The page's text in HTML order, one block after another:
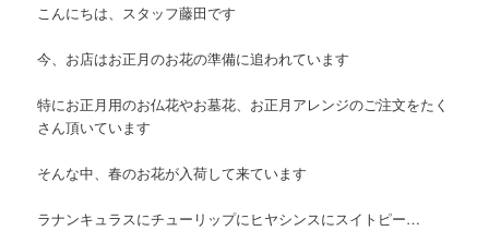
こんにちは、スタッフ藤田です
今、お店はお正月のお花の準備に追われています
特にお正月用のお仏花やお墓花、お正月アレンジのご注文をたく
さん頂いています
そんな中、春のお花が入荷して来ています
ラナンキュラスにチューリップにヒヤシンスにスイトピー…